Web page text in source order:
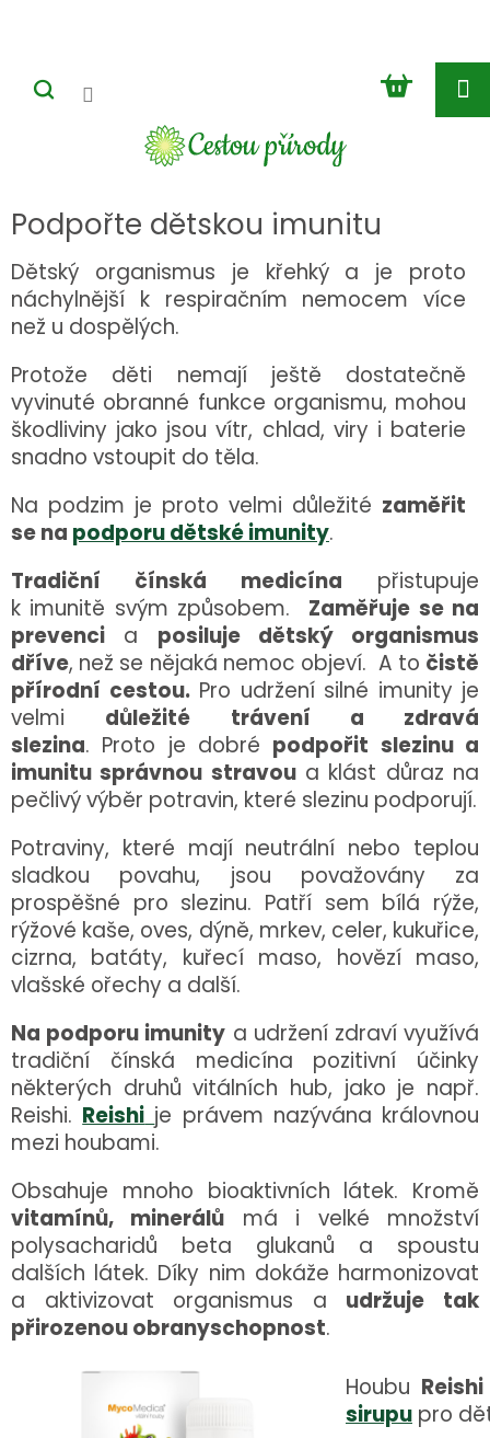
Podpořte dětskou imunitu
Dětský organismus je křehký a je proto
náchylnější k respiračním nemocem více
než u dospělých.
Protože děti nemají ještě dostatečně
vyvinuté obranné funkce organismu, mohou
škodliviny jako jsou vítr, chlad, viry i baterie
snadno vstoupit do těla.
Na podzim je proto velmi důležité zaměřit
se na podporu dětské imunity.
Tradiční čínská medicína přistupuje
k imunitě svým způsobem. Zaměřuje se na
prevenci a posiluje dětský organismus
dříve, než se nějaká nemoc objeví. A to čistě
přírodní cestou.Pro udržení silné imunity je
velmi důležité trávení a zdravá
slezina. Proto je dobré podpořit slezinu a
imunitu správnou stravoua klást důraz na
pečlivý výběr potravin, které slezinu podporují.
Potraviny, které mají neutrální nebo teplou
sladkou povahu, jsou považovány za
prospěšné pro slezinu. Patří sem bílá rýže,
rýžové kaše, oves, dýně, mrkev, celer, kukuřice,
cizrna, batáty, kuřecí maso, hovězí maso,
vlašské ořechy a další.
Na podporu imunity a udržení zdraví využívá
tradiční čínská medicína pozitivní účinky
některých druhů vitálních hub, jako je např.
Reishi. Reishi je právem nazývána královnou
mezi houbami.
Obsahuje mnoho bioaktivních látek. Kromě
vitamínů, minerálů má i velké množství
polysacharidů beta glukanů a spoustu
dalších látek. Díky nim dokáže harmonizovat
a aktivizovat organismus a udržuje tak
přirozenou obranyschopnost.
Houbu Reishi
sirupu pro